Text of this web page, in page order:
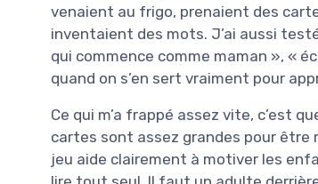
venaient au frigo, prenaient des
inventaient des mots. J’ai aussi
qui commence comme maman », «
quand on s’en sert vraiment pour
Ce qui m’a frappé assez vite, c’est
cartes sont assez grandes pour être
jeu aide clairement à motiver les